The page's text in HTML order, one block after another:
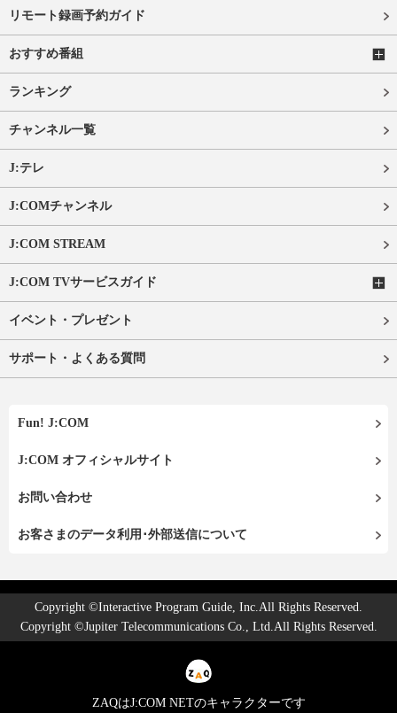
リモート録画予約ガイド
おすすめ番組
ランキング
チャンネル一覧
J:テレ
J:COMチャンネル
J:COM STREAM
J:COM TVサービスガイド
イベント・プレゼント
サポート・よくある質問
Fun! J:COM
J:COM オフィシャルサイト
お問い合わせ
お客さまのデータ利用･外部送信について
Copyright ©Interactive Program Guide, Inc.All Rights Reserved.
Copyright ©Jupiter Telecommunications Co., Ltd.All Rights Reserved.
ZAQはJ:COM NETのキャラクターです